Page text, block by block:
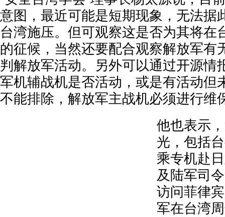
意图，最近可能是短期现象，无法据
台湾施压。但可观察这是否为其将在
的征候，当然还要配合观察解放军有
判解放军活动。另外可以通过开源情
军机辅战机是否活动，或是有活动但
不能排除，解放军主战机必须进行维
他也表示
光，包括
乘专机赴
及陆军司
访问菲律
军在台湾